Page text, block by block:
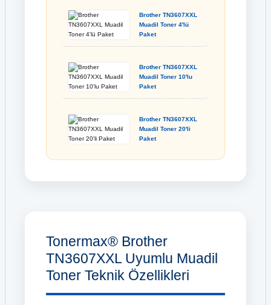
Brother TN3607XXL
Muadil Toner 4'lü
Paket
Brother TN3607XXL
Muadil Toner 10'lu
Paket
Brother TN3607XXL
Muadil Toner 20'li
Paket
Tonermax® Brother
TN3607XXL Uyumlu Muadil
Toner Teknik Özellikleri